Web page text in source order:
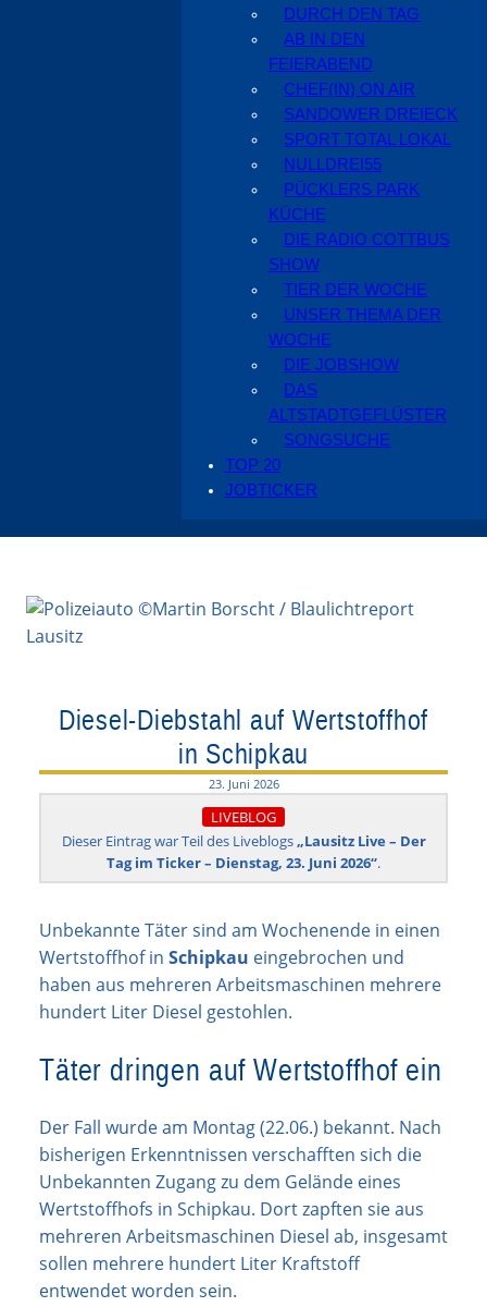
DURCH DEN TAG
AB IN DEN
FEIERABEND
CHEF(IN) ON AIR
SANDOWER DREIECK
SPORT TOTAL LOKAL
NULLDREI55
PÜCKLERS PARK
KÜCHE
DIE RADIO COTTBUS
SHOW
TIER DER WOCHE
UNSER THEMA DER
WOCHE
DIE JOBSHOW
DAS
ALTSTADTGEFLÜSTER
SONGSUCHE
TOP 20
JOBTICKER
Diesel-Diebstahl auf Wertstoffhof
in Schipkau
23. Juni 2026
LIVEBLOG
Dieser Eintrag war Teil des Liveblogs„Lausitz Live – Der
Tag im Ticker – Dienstag, 23. Juni 2026“.
Unbekannte Täter sind am Wochenende in einen
Wertstoffhof in Schipkau eingebrochen und
haben aus mehreren Arbeitsmaschinen mehrere
hundert Liter Diesel gestohlen.
Täter dringen auf Wertstoffhof ein
Der Fall wurde am Montag (22.06.) bekannt. Nach
bisherigen Erkenntnissen verschafften sich die
Unbekannten Zugang zu dem Gelände eines
Wertstoffhofs in Schipkau. Dort zapften sie aus
mehreren Arbeitsmaschinen Diesel ab, insgesamt
sollen mehrere hundert Liter Kraftstoff
entwendet worden sein.